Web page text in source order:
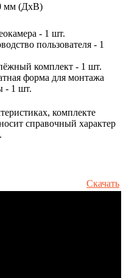
мм (ДхВ)
- 1 шт.
пользователя - 1
комплект - 1 шт.
форма для монтажа
- 1 шт.
комплекте
справочный характер
Скачать